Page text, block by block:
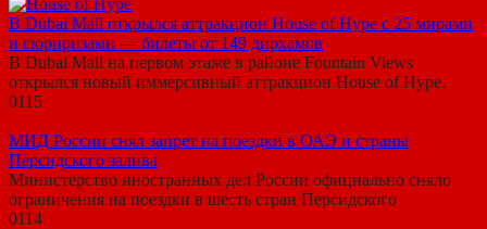
В Dubai Mall открылся аттракцион House of Hype с 25 мирами
и сюрпризами — билеты от 149 дирхамов
В Dubai Mall на первом этаже в районе Fountain Views
открылся новый иммерсивный аттракцион House of Hype.
0115
МИД России снял запрет на поездки в ОАЭ и страны
Персидского залива
Министерство иностранных дел России официально сняло
ограничения на поездки в шесть стран Персидского
0114